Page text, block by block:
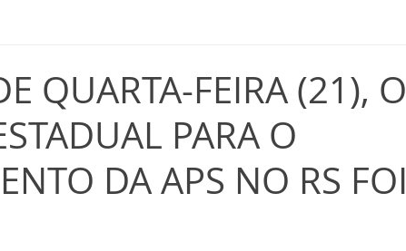
QUARTA-FEIRA (21), O
PARA O
DA APS NO RS FOI